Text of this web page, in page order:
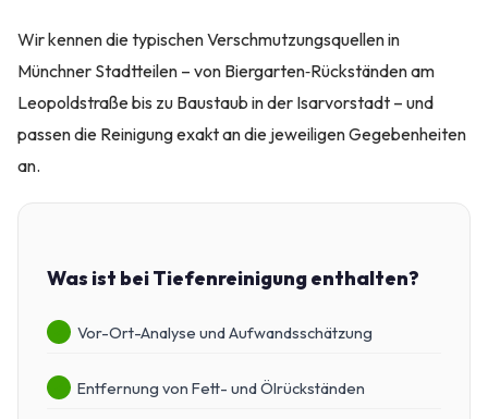
Wir kennen die typischen Verschmutzungsquellen in
Münchner Stadtteilen – von Biergarten‑Rückständen am
Leopoldstraße bis zu Baustaub in der Isarvorstadt – und
passen die Reinigung exakt an die jeweiligen Gegebenheiten
an.
Was ist bei Tiefenreinigung enthalten?
Vor-Ort-Analyse und Aufwandsschätzung
Entfernung von Fett- und Ölrückständen